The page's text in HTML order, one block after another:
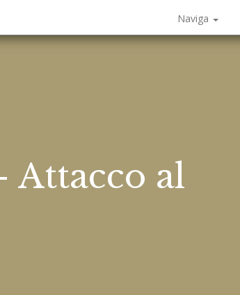
Naviga
Attacco al